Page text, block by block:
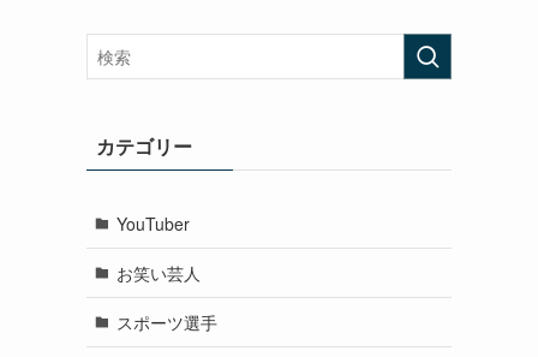
カテゴリー
YouTuber
お笑い芸人
スポーツ選手